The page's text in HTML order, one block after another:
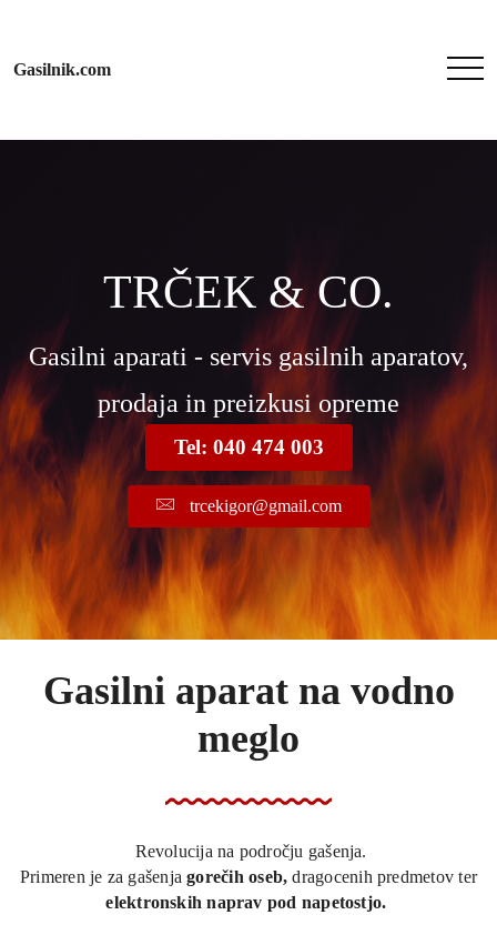
Gasilnik.com
TRČEK & CO.
Gasilni aparati - servis gasilnih aparatov,
prodaja in preizkusi opreme
Tel: 040 474 003
trcekigor@gmail.com
Gasilni aparat na vodno
meglo
Revolucija na področju gašenja.
Primeren je za gašenja gorečih oseb,dragocenih predmetov ter
elektronskih naprav pod napetostjo.